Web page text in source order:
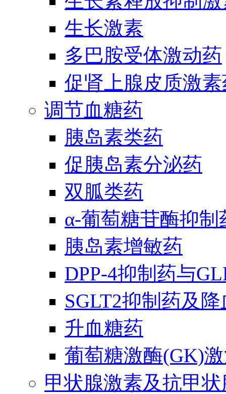
生长激素
多巴胺受体激动药
促肾上腺皮质激
调节血糖药
胰岛素类药
促胰岛素分泌药
双胍类药
α-葡萄糖苷酶抑制
胰岛素增敏药
DPP-4抑制药与
SGLT2抑制药及
升血糖药
葡萄糖激酶(GK)
甲状腺激素及抗甲